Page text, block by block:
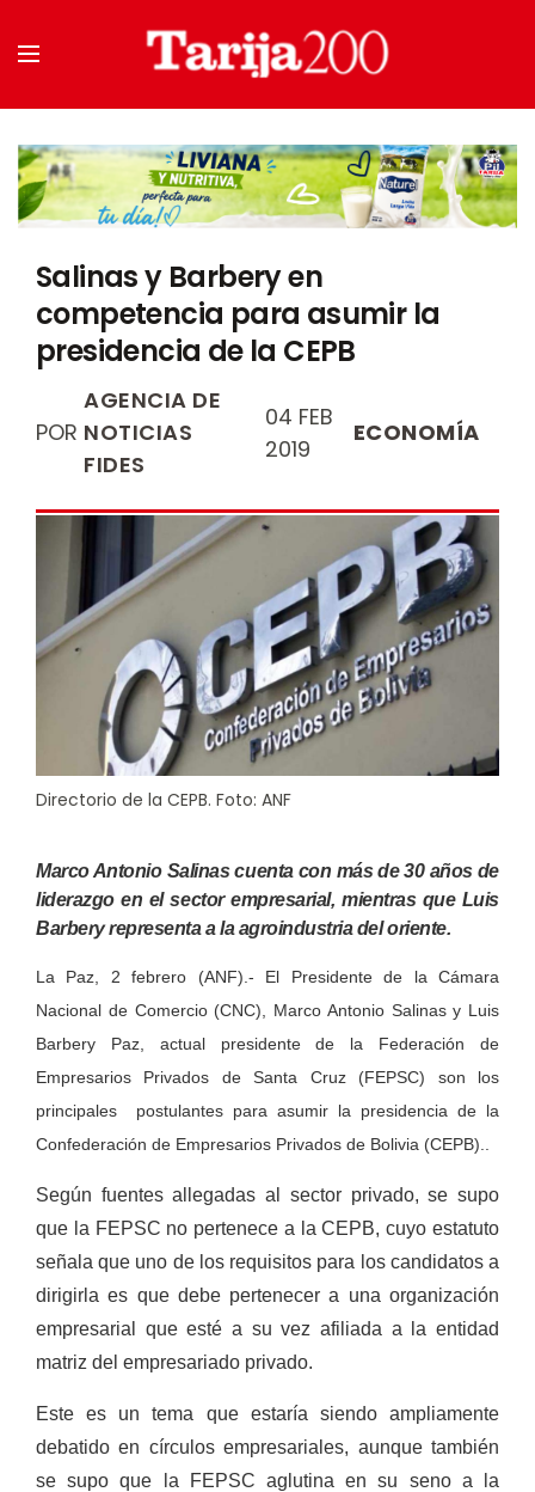
Salinas y Barbery en
competencia para asumir la
presidencia de la CEPB
POR
AGENCIA DE
NOTICIAS
FIDES
04 FEB
2019
ECONOMÍA
Directorio de la CEPB. Foto: ANF
Marco Antonio Salinas cuenta con más de 30 años de
liderazgo en el sector empresarial, mientras que Luis
Barbery representa a la agroindustria del oriente.
La Paz, 2 febrero (ANF).- El Presidente de la Cámara
Nacional de Comercio (CNC), Marco Antonio Salinas y Luis
Barbery Paz, actual presidente de la Federación de
Empresarios Privados de Santa Cruz (FEPSC) son los
principales postulantes para asumir la presidencia de la
Confederación de Empresarios Privados de Bolivia (CEPB)..
Según fuentes allegadas al sector privado, se supo
que la FEPSC no pertenece a la CEPB, cuyo estatuto
señala que uno de los requisitos para los candidatos a
dirigirla es que debe pertenecer a una organización
empresarial que esté a su vez afiliada a la entidad
matriz del empresariado privado.
Este es un tema que estaría siendo ampliamente
debatido en círculos empresariales, aunque también
se supo que la FEPSC aglutina en su seno a la